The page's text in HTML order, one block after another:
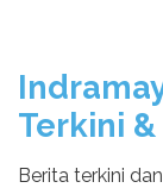
Terkini
Berita terkini